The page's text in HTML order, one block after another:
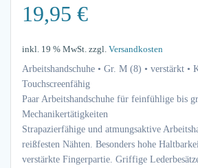
19,95 €
inkl. 19 % MwSt. zzgl. Versandkosten
Arbeitshandschuhe • Gr. M (8) • verstärkt •
Touchscreenfähig
Paar Arbeitshandschuhe für feinfühlige bis
Mechanikertätigkeiten
Strapazierfähige und atmungsaktive
reißfesten Nähten. Besonders hohe
verstärkte Fingerpartie. Griffige